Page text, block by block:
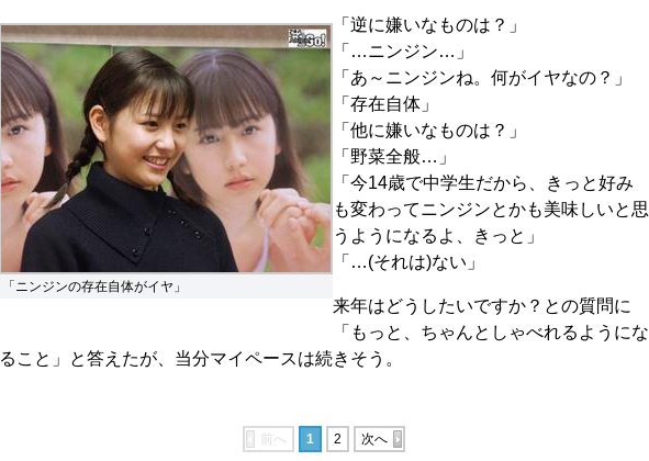
「ニンジンの存在自体がイヤ」
「逆に嫌いなものは？」
「…ニンジン…」
「あ～ニンジンね。何がイヤなの？」
「存在自体」
「他に嫌いなものは？」
「野菜全般…」
「今14歳で中学生だから、きっと好み
も変わってニンジンとかも美味しいと思
うようになるよ、きっと」
「…(それは)ない」
来年はどうしたいですか？との質問に
「もっと、ちゃんとしゃべれるようにな
ること」と答えたが、当分マイペースは続きそう。
前へ 1 2 次へ